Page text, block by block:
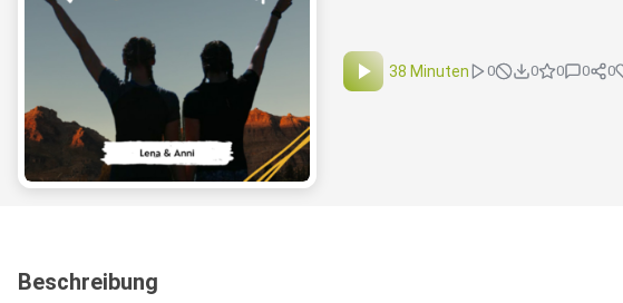
38 Minuten 0 0 0 0 0
Beschreibung